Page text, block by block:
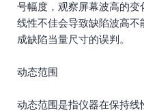
号幅度，观察屏幕波高的
线性不佳会导致缺陷波高
成缺陷当量尺寸的误判。
动态范围
动态范围是指仪器在保持